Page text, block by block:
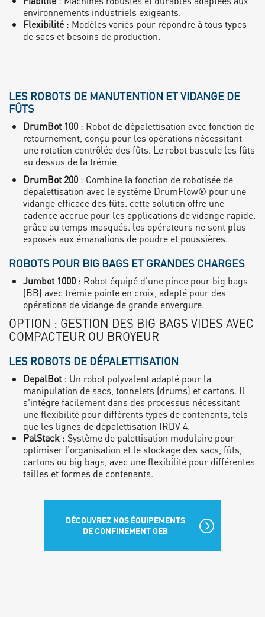
environnements industriels exigeants.
Flexibilité: Modèles variés pour répondre à tous types
de sacs et besoins de production.
LES ROBOTS DE MANUTENTION ET VIDANGE DE
FÛTS
DrumBot 100 : Robot de dépalettisation avec fonction de
retournement, conçu pour les opérations nécessitant
une rotation contrôlée des fûts. Le robot bascule les fûts
au dessus de la trémie
DrumBot 200 : Combine la fonction de robotisée de
dépalettisation avec le système DrumFlow® pour une
vidange efficace des fûts. cette solution offre une
cadence accrue pour les applications de vidange rapide.
grâce au temps masqués. les opérateurs ne sont plus
exposés aux émanations de poudre et poussières.
ROBOTS POUR BIG BAGS ET GRANDES CHARGES
Jumbot 1000 : Robot équipé d’une pince pour big bags
(BB) avec trémie pointe en croix, adapté pour des
opérations de vidange de grande envergure.
OPTION : GESTION DES BIG BAGS VIDES AVEC
COMPACTEUR OU BROYEUR
LES ROBOTS DE DÉPALETTISATION
DepalBot : Un robot polyvalent adapté pour la
manipulation de sacs, tonnelets (drums) et cartons. Il
s'intègre facilement dans des processus nécessitant
une flexibilité pour différents types de contenants, tels
que les lignes de dépalettisation IRDV 4.
PalStack : Système de palettisation modulaire pour
optimiser l’organisation et le stockage des sacs, fûts,
cartons ou big bags, avec une flexibilité pour différentes
tailles et formes de contenants.
DÉCOUVREZ NOS ÉQUIPEMENTS
DE CONFINEMENT OEB